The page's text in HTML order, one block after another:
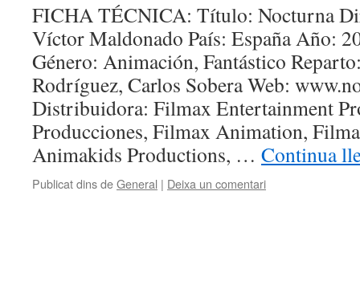
FICHA TÉCNICA: Título: Nocturna
Víctor Maldonado País: España Año:
Género: Animación, Fantástico
Rodríguez, Carlos Sobera Web:
Distribuidora: Filmax Entertainment
Producciones, Filmax Animation,
Animakids Productions, … Continua
Publicat dins deGeneral | Deixa un comentari